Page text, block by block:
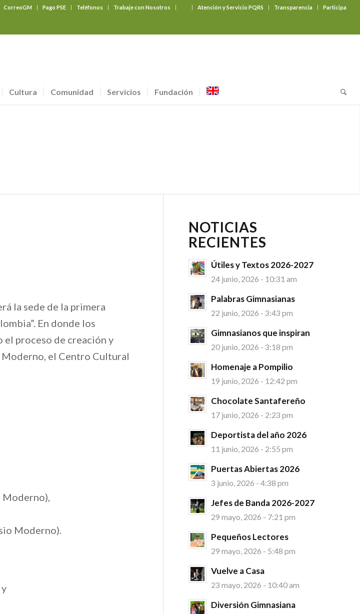
CorreoGM Pago PSE Teléfonos Trabaje con Nosotros Atención y Servicio PQRS Transparencia Participa
Cultura Comunidad Servicios Fundación
la sede de la primera
En donde los
proceso de creación y
el Centro Cultural
Moderno),
Moderno).
NOTICIAS
RECIENTES
Útiles y Textos 2026-2027
24 junio, 2026 - 10:31 am
Palabras Gimnasianas
22 junio, 2026 - 3:43 pm
Gimnasianos que inspiran
20 junio, 2026 - 3:18 pm
Homenaje a Pompilio
19 junio, 2026 - 12:42 pm
Chocolate Santafereño
17 junio, 2026 - 2:23 pm
Deportista del año 2026
11 junio, 2026 - 2:55 pm
Puertas Abiertas 2026
3 junio, 2026 - 4:38 pm
Jefes de Banda 2026-2027
29 mayo, 2026 - 7:21 pm
Pequeños Lectores
29 mayo, 2026 - 5:48 pm
Vuelve a Casa
23 mayo, 2026 - 10:40 am
Diversión Gimnasiana